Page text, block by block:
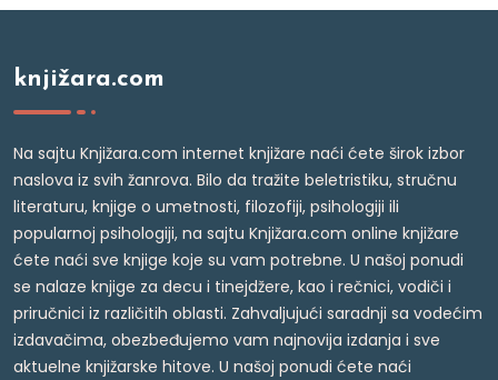
knjižara.com
Na sajtu Knjižara.com internet knjižare naći ćete širok izbor
naslova iz svih žanrova. Bilo da tražite beletristiku, stručnu
literaturu, knjige o umetnosti, filozofiji, psihologiji ili
popularnoj psihologiji, na sajtu Knjižara.com online knjižare
ćete naći sve knjige koje su vam potrebne. U našoj ponudi
se nalaze knjige za decu i tinejdžere, kao i rečnici, vodiči i
priručnici iz različitih oblasti. Zahvaljujući saradnji sa vodećim
izdavačima, obezbeđujemo vam najnovija izdanja i sve
aktuelne knjižarske hitove. U našoj ponudi ćete naći